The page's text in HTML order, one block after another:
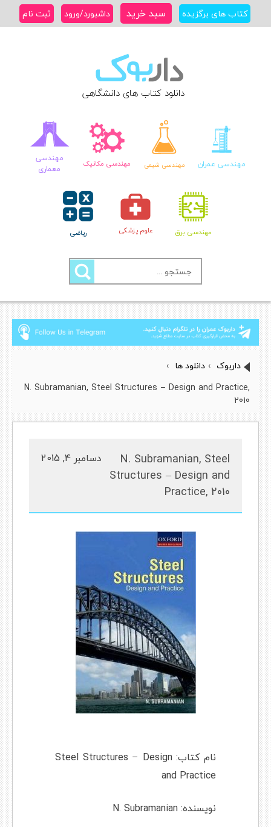
کتاب های برگزیده سبد خرید داشبورد/ورود ثبت نام
دانلود کتاب های دانشگاهی
مهندسی عمران مهندسی شیمی مهندسی مکانیک
مهندسی
معماری
مهندسی برق علوم پزشکی ریاضی
جستجو
برای:
داربوک › دانلود ها ›
N. Subramanian, Steel Structures – Design and Practice,
2010
N. Subramanian, Steel
Structures – Design and
Practice, 2010
دسامبر 4, 2015
نام کتاب: Steel Structures – Design
and Practice
نویسنده: N. Subramanian